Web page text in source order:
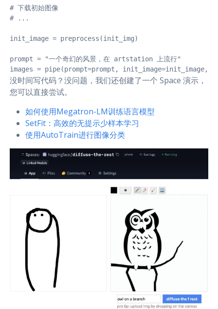
# 下载初始图像
# ...
init_image = preprocess(init_img)
prompt = "一个奇幻的风景，在 artstation 上流行"
images = pipe(prompt=prompt, init_image=init_image,
没时间写代码？没问题，我们还创建了一个 Space 演示，
您可以直接尝试。
如何使用Megatron-LM训练语言模型
SetFit：高效的无提示少样本学习
使用AutoTrain进行图像分类